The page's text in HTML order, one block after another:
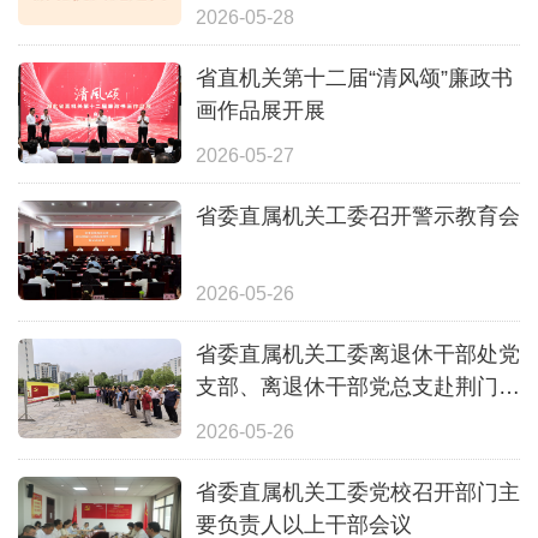
2026-05-28
省直机关第十二届“清风颂”廉政书
画作品展开展
2026-05-27
省委直属机关工委召开警示教育会
2026-05-26
省委直属机关工委离退休干部处党
支部、离退休干部党总支赴荆门大
柴湖联合开展主题党日活动
2026-05-26
省委直属机关工委党校召开部门主
要负责人以上干部会议